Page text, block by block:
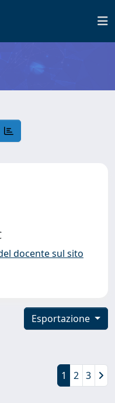
docente sul sito
Esportazione
1 2 3